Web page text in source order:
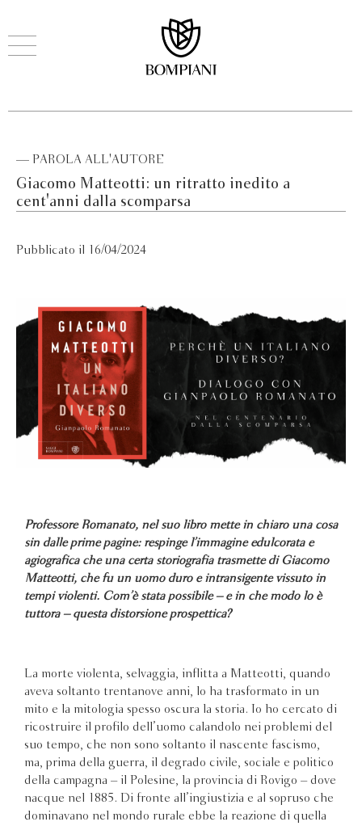
— PAROLA ALL'AUTORE
Giacomo Matteotti: un ritratto inedito a
cent'anni dalla scomparsa
Pubblicato il 16/04/2024
Professore Romanato, nel suo libro mette in chiaro una cosa
sin dalle prime pagine: respinge l’immagine edulcorata e
agiografica che una certa storiografia trasmette di Giacomo
Matteotti, che fu un uomo duro e intransigente vissuto in
tempi violenti. Com’è stata possibile – e in che modo lo è
tuttora – questa distorsione prospettica?
La morte violenta, selvaggia, inflitta a Matteotti, quando
aveva soltanto trentanove anni, lo ha trasformato in un
mito e la mitologia spesso oscura la storia. Io ho cercato di
ricostruire il profilo dell’uomo calandolo nei problemi del
suo tempo, che non sono soltanto il nascente fascismo,
ma, prima della guerra, il degrado civile, sociale e politico
della campagna – il Polesine, la provincia di Rovigo – dove
nacque nel 1885. Di fronte all’ingiustizia e al sopruso che
dominavano nel mondo rurale ebbe la reazione di quella